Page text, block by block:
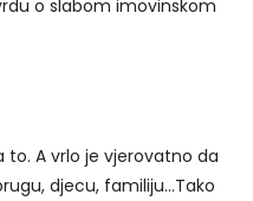
o slabom imovinskom
to. A vrlo je vjerovatno da
djecu, familiju…Tako